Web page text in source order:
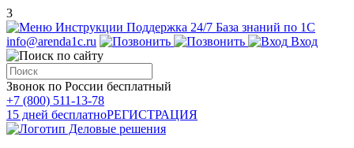
3
Инструкции Поддержка 24/7 База знаний по 1С
info@arenda1c.ru
Вход
Звонок по России бесплатный
+7 (800) 511-13-78
15 дней бесплатноРЕГИСТРАЦИЯ